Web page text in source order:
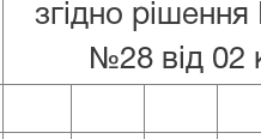
згідно
№28 від 02